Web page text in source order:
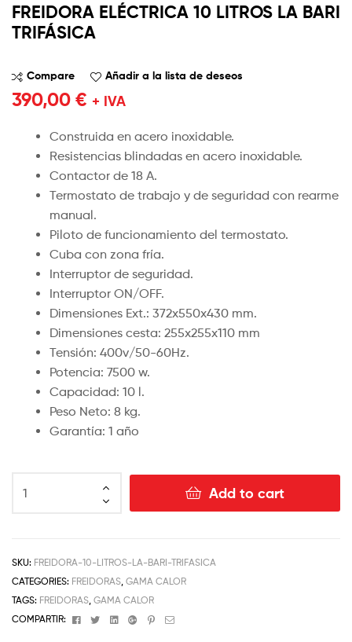
FREIDORA ELÉCTRICA 10 LITROS LA BARI
TRIFÁSICA
Compare Añadir a la lista de deseos
390,00 € + IVA
Construida en acero inoxidable.
Resistencias blindadas en acero inoxidable.
Contactor de 18 A.
Termostato de trabajo y de seguridad con rearme
manual.
Piloto de funcionamiento del termostato.
Cuba con zona fría.
Interruptor de seguridad.
Interruptor ON/OFF.
Dimensiones Ext.: 372x550x430 mm.
Dimensiones cesta: 255x255x110 mm
Tensión: 400v/50-60Hz.
Potencia: 7500 w.
Capacidad: 10 l.
Peso Neto: 8 kg.
Garantía: 1 año
Add to cart
SKU: FREIDORA-10-LITROS-LA-BARI-TRIFASICA
CATEGORIES: FREIDORAS, GAMA CALOR
TAGS: FREIDORAS, GAMA CALOR
COMPARTIR:
FacebookTwitterLinkedinGoogle+Pinterest
Email